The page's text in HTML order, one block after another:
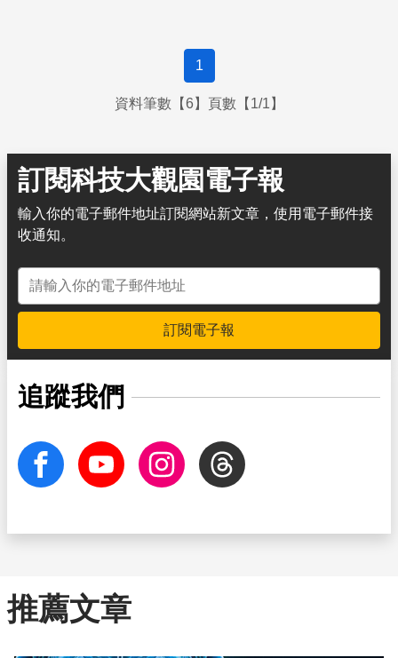
1
資料筆數【6】頁數【1/1】
訂閱科技大觀園電子報
輸入你的電子郵件地址訂閱網站新文章，使用電子郵件接
收通知。
電子郵件地址
訂閱電子報
追蹤我們
facebook Youtube InstagramThreads
推薦文章